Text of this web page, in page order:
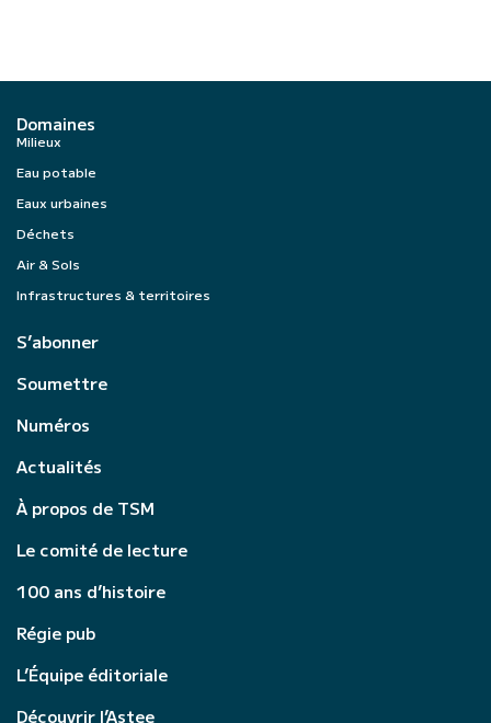
Domaines
Milieux
Eau potable
Eaux urbaines
Déchets
Air & Sols
Infrastructures & territoires
S’abonner
Soumettre
Numéros
Actualités
À propos de TSM
Le comité de lecture
100 ans d’histoire
Régie pub
L’Équipe éditoriale
Découvrir l’Astee